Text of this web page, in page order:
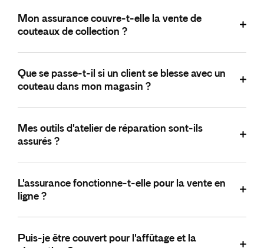
Mon assurance couvre-t-elle la vente de
couteaux de collection ?
leur valeur déclarée. Nous recommandons une évaluation
expert pour les pièces de grande valeur.
Que se passe-t-il si un client se blesse avec un
couteau dans mon magasin ?
accidents dans vos locaux. La garantie prend en charge
les frais médicaux et indemnisations.
Mes outils d'atelier de réparation sont-ils
assurés ?
couverts contre les principaux risques : incendie, vol,
dégât des eaux et bris accidentel.
L'assurance fonctionne-t-elle pour la vente en
ligne ?
également vos ventes à distance et en ligne selon les
Puis-je être couvert pour l'affûtage et la